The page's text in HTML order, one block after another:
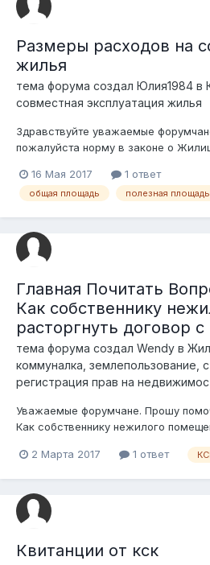
Размеры расходов на
жилья
тема форума создал Юлия1984 в
совместная эксплуатация жилья
Здравствуйте уважаемые
пожалуйста норму в законе о
оплаты услуг КСК. Не могу
КСК мы оплачиваем согласно
16 Мая 2017 1 ответ
общая площадь полезная площадь
Главная Почитать
Как собственнику
расторгнуть договор
тема форума создал Wendy в
коммуналка, землепользование,
регистрация прав на
Уважаемые форумчане. Прошу
Как собственнику нежилого
обязанность оплаты на нас
делаем са...
2 Марта 2017 1 ответ
Квитанции от кск